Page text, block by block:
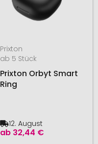
Prixton
ab 5 Stück
Prixton Orbyt Smart
Ring
ab 32,44 €
12. August